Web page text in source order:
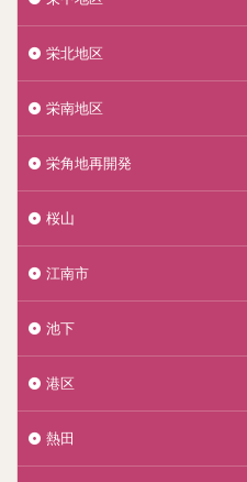
栄北地区
栄南地区
栄角地再開発
桜山
江南市
池下
港区
熱田